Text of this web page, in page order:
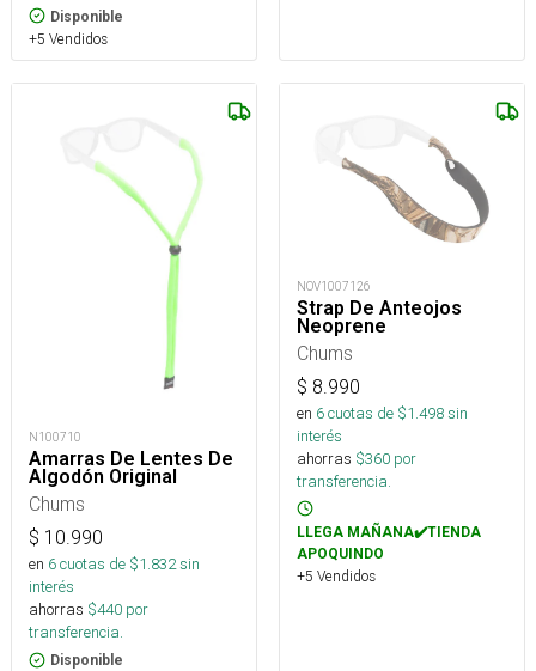
Disponible
+5 Vendidos
N100710
Amarras De Lentes De
Algodón Original
Chums
$ 10.990
en 6cuotas de $1.832sin
interés
ahorras $440 por
transferencia.
Disponible
NOV1007126
Strap De Anteojos
Neoprene
Chums
$ 8.990
en 6cuotas de $1.498sin
interés
ahorras $360 por
transferencia.
LLEGA MAÑANA✔️TIENDA
APOQUINDO
+5 Vendidos